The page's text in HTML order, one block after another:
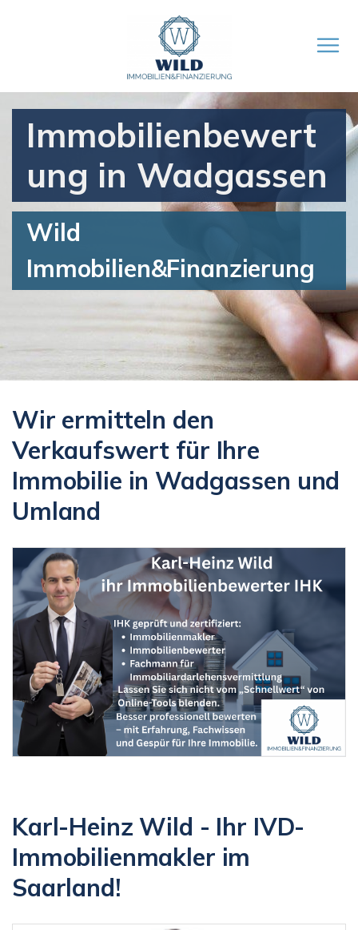
Immobilienbewert
ung in Wadgassen
Wild
Immobilien&Finanzierung
Wir ermitteln den
Verkaufswert für Ihre
Immobilie in Wadgassen und
Umland
Karl-Heinz Wild - Ihr IVD-
Immobilienmakler im
Saarland!